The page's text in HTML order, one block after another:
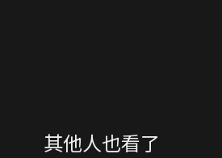
其他人也看了